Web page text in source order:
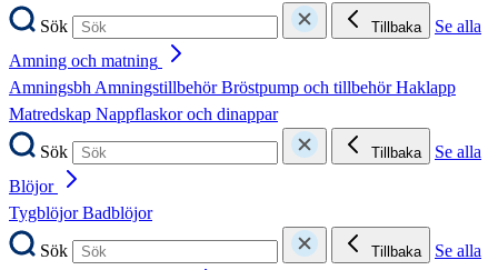
Sök
Tillbaka
Se alla
Amning och matning
AmningsbhAmningstillbehörBröstpump och tillbehörHaklapp
Matredskap Nappflaskor och dinappar
Sök
Tillbaka
Se alla
Blöjor
TygblöjorBadblöjor
Sök
Tillbaka
Se alla